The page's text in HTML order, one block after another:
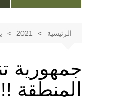
الرئيسية 2021
جمهورية
المنطقة !!